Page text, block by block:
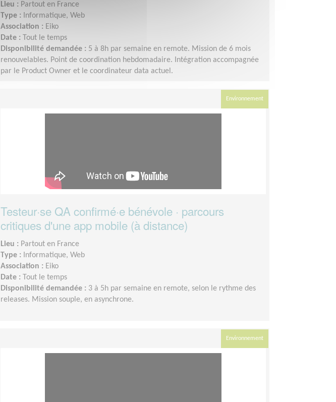
Lieu : Partout en France
Type :
Informatique, Web
Association : Eiko
Date :
Tout le temps
Disponibilité demandée : 5 à 8h par semaine en remote. Mission de 6 mois
renouvelables. Point de coordination hebdomadaire. Intégration accompagnée
par le Product Owner et le coordinateur data actuel.
Environnement
Testeur·se QA confirmé·e bénévole · parcours
critiques d'une app mobile (à distance)
Lieu : Partout en France
Type :
Informatique, Web
Association : Eiko
Date :
Tout le temps
Disponibilité demandée : 3 à 5h par semaine en remote, selon le rythme des
releases. Mission souple, en asynchrone.
Environnement